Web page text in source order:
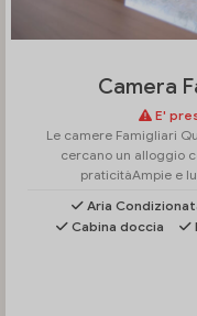
Camera
E'
Le camere Famigliari
cercano un alloggio
praticitàAmpie e
Aria
Cabina doccia